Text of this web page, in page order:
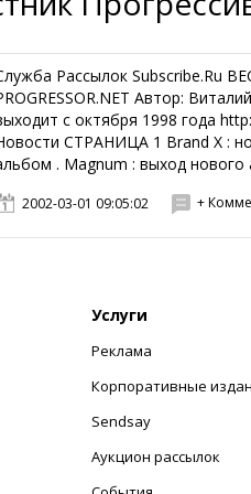
Рассылок
Автор:
с октября 1998 года
СТРАНИЦА 1 Brand X :
. Magnum : выход нового
2002-03-01 09:05:02 +
Услуги
Реклама
Корпоративные
Sendsay
Аукцион рассылок